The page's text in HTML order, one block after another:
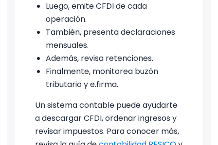
Luego, emite CFDI de cada
operación.
También, presenta declaraciones
mensuales.
Además, revisa retenciones.
Finalmente, monitorea buzón
tributario y e.firma.
Un sistema contable puede ayudarte
a descargar CFDI, ordenar ingresos y
revisar impuestos. Para conocer más,